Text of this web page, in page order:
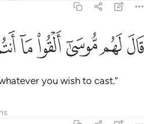
قال لهم موسى القوا ما انتم ملقون ٤٣
قَالَ لَهُم مُّوسَىٰٓ أَلْقُوا۟ مَآ أَنتُم مُّلْقُونَ ٤٣
ﱝﱞﱟﱠﱡ
you wish to cast.”